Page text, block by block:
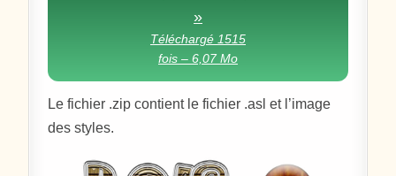
»
Téléchargé 1515
fois – 6,07 Mo
Le fichier .zip contient le fichier .asl et l’image
des styles.